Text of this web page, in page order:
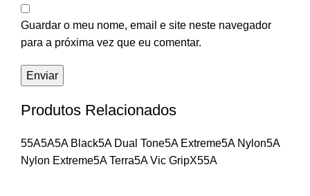
Guardar o meu nome, email e site neste navegador
para a próxima vez que eu comentar.
Produtos Relacionados
55A5A5A Black5A Dual Tone5A Extreme5A Nylon5A
Nylon Extreme5A Terra5A Vic GripX55A